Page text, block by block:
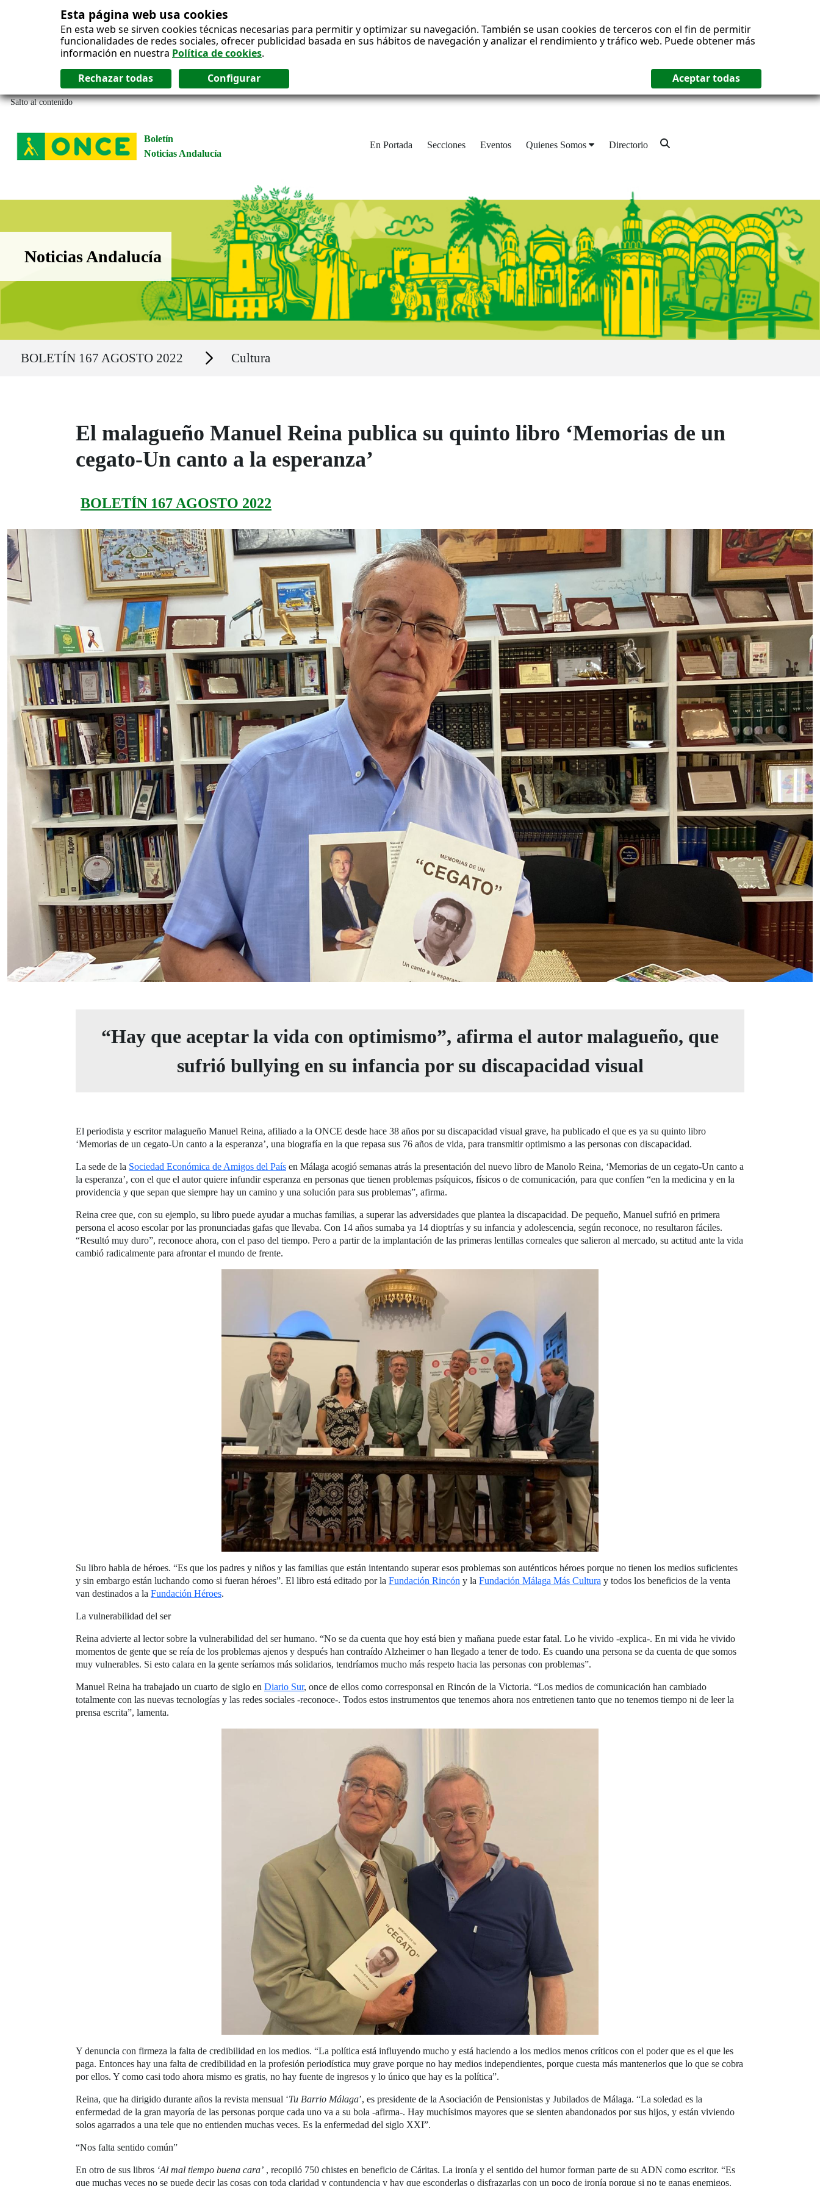
Esta página web usa cookies
En esta web se sirven cookies técnicas necesarias para permitir y optimizar su navegación. También se usan cookies de terceros con el fin de permitir
funcionalidades de redes sociales, ofrecer publicidad basada en sus hábitos de navegación y analizar el rendimiento y tráfico web. Puede obtener más
información en nuestra Política de cookies.
Salto al contenido
Boletín
Noticias Andalucía
En Portada Secciones Eventos Quienes Somos Directorio
Boletín Noticias Andalucía
Noticias Andalucía
BOLETÍN 167 AGOSTO 2022 Secciones Cultura
El malagueño Manuel Reina publica su quinto libro ‘Memorias de un
cegato-Un canto a la esperanza’
BOLETÍN 167 AGOSTO 2022
“Hay que aceptar la vida con optimismo”, afirma el autor malagueño, que
sufrió bullying en su infancia por su discapacidad visual
El periodista y escritor malagueño Manuel Reina, afiliado a la ONCE desde hace 38 años por su discapacidad visual grave, ha publicado el que es ya su quinto libro
‘Memorias de un cegato-Un canto a la esperanza’, una biografía en la que repasa sus 76 años de vida, para transmitir optimismo a las personas con discapacidad.
La sede de la Sociedad Económica de Amigos del País en Málaga acogió semanas atrás la presentación del nuevo libro de Manolo Reina, ‘Memorias de un cegato-Un canto a
la esperanza’, con el que el autor quiere infundir esperanza en personas que tienen problemas psíquicos, físicos o de comunicación, para que confíen “en la medicina y en la
providencia y que sepan que siempre hay un camino y una solución para sus problemas”, afirma.
Reina cree que, con su ejemplo, su libro puede ayudar a muchas familias, a superar las adversidades que plantea la discapacidad. De pequeño, Manuel sufrió en primera
persona el acoso escolar por las pronunciadas gafas que llevaba. Con 14 años sumaba ya 14 dioptrías y su infancia y adolescencia, según reconoce, no resultaron fáciles.
“Resultó muy duro”, reconoce ahora, con el paso del tiempo. Pero a partir de la implantación de las primeras lentillas corneales que salieron al mercado, su actitud ante la vida
cambió radicalmente para afrontar el mundo de frente.
Su libro habla de héroes. “Es que los padres y niños y las familias que están intentando superar esos problemas son auténticos héroes porque no tienen los medios suficientes
y sin embargo están luchando como si fueran héroes”. El libro está editado por la Fundación Rincón y la Fundación Málaga Más Cultura y todos los beneficios de la venta
van destinados a la Fundación Héroes.
La vulnerabilidad del ser
Reina advierte al lector sobre la vulnerabilidad del ser humano. “No se da cuenta que hoy está bien y mañana puede estar fatal. Lo he vivido -explica-. En mi vida he vivido
momentos de gente que se reía de los problemas ajenos y después han contraído Alzheimer o han llegado a tener de todo. Es cuando una persona se da cuenta de que somos
muy vulnerables. Si esto calara en la gente seríamos más solidarios, tendríamos mucho más respeto hacia las personas con problemas”.
Manuel Reina ha trabajado un cuarto de siglo en Diario Sur, once de ellos como corresponsal en Rincón de la Victoria. “Los medios de comunicación han cambiado
totalmente con las nuevas tecnologías y las redes sociales -reconoce-. Todos estos instrumentos que tenemos ahora nos entretienen tanto que no tenemos tiempo ni de leer la
prensa escrita”, lamenta.
Y denuncia con firmeza la falta de credibilidad en los medios. “La política está influyendo mucho y está haciendo a los medios menos críticos con el poder que es el que les
paga. Entonces hay una falta de credibilidad en la profesión periodística muy grave porque no hay medios independientes, porque cuesta más mantenerlos que lo que se cobra
por ellos. Y como casi todo ahora mismo es gratis, no hay fuente de ingresos y lo único que hay es la política”.
Reina, que ha dirigido durante años la revista mensual ‘Tu Barrio Málaga’, es presidente de la Asociación de Pensionistas y Jubilados de Málaga. “La soledad es la
enfermedad de la gran mayoría de las personas porque cada uno va a su bola -afirma-. Hay muchísimos mayores que se sienten abandonados por sus hijos, y están viviendo
solos agarrados a una tele que no entienden muchas veces. Es la enfermedad del siglo XXI”.
“Nos falta sentido común”
En otro de sus libros ‘Al mal tiempo buena cara’ , recopiló 750 chistes en beneficio de Cáritas. La ironía y el sentido del humor forman parte de su ADN como escritor. “Es
que muchas veces no se puede decir las cosas con toda claridad y contundencia y hay que esconderlas o disfrazarlas con un poco de ironía porque si no te ganas enemigos.